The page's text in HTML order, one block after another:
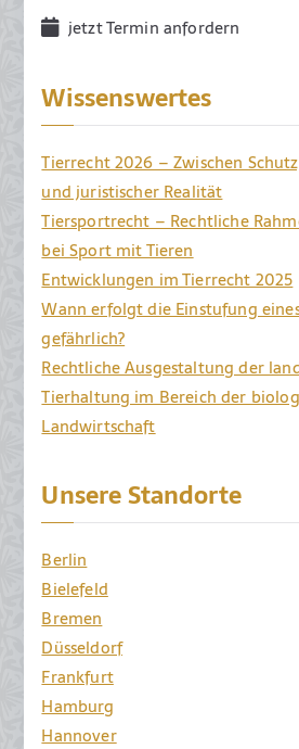
jetzt Termin anfordern
Wissenswertes
Tierrecht 2026 – Zwischen
und juristischer Realität
Tiersportrecht – Rechtliche
bei Sport mit Tieren
Entwicklungen im Tierrecht 2025
Wann erfolgt die Einstufung
gefährlich?
Rechtliche Ausgestaltung der
Tierhaltung im Bereich der
Landwirtschaft
Unsere Standorte
Berlin
Bielefeld
Bremen
Düsseldorf
Frankfurt
Hamburg
Hannover